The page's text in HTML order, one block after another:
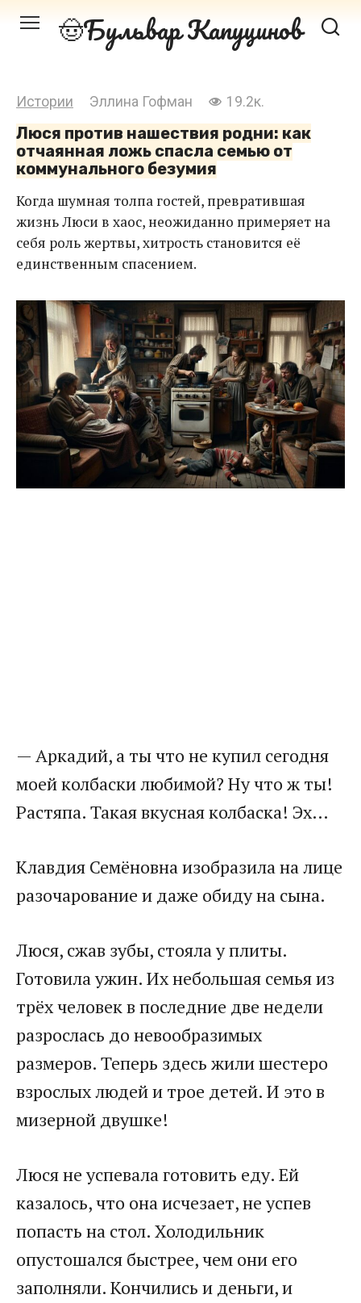
Перейти Бульвар Капуцинов
Истории Эллина Гофман 19.2к.
Люся против нашествия родни: как
отчаянная ложь спасла семью от
коммунального безумия
Когда шумная толпа гостей, превратившая
жизнь Люси в хаос, неожиданно примеряет на
себя роль жертвы, хитрость становится её
единственным спасением.
​— Аркадий, а ты что не купил сегодня
моей колбаски любимой? Ну что ж ты!
Растяпа. Такая вкусная колбаска! Эх… ​
​Клавдия Семёновна изобразила на лице
разочарование и даже обиду на сына.​
​Люся, сжав зубы, стояла у плиты.
Готовила ужин. Их небольшая семья из
трёх человек в последние две недели
разрослась до невообразимых
размеров. Теперь здесь жили шестеро
взрослых людей и трое детей. И это в
мизерной двушке!​
​Люся не успевала готовить еду. Ей
казалось, что она исчезает, не успев
попасть на стол. Холодильник
опустошался быстрее, чем они его
заполняли. Кончились и деньги, и